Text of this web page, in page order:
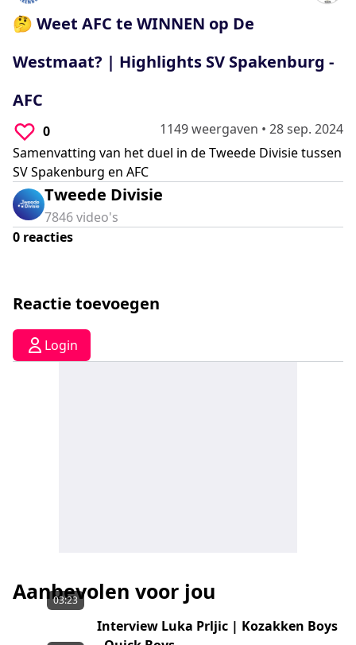
seconds
🤔 Weet AFC te WINNEN op De
Westmaat? | Highlights SV Spakenburg -
AFC
0 1149 weergaven • 28 sep. 2024
Samenvatting van het duel in de Tweede Divisie tussen
SV Spakenburg en AFC
Tweede Divisie
7846video's
0 reacties
Reactie toevoegen
Login
Aanbevolen voor jou
03:23
Interview Luka Prljic | Kozakken Boys